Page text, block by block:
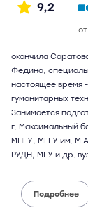
9,2
от
окончила
Федина,
настоящее время
гуманитарных
Занимается
г. Максимальный
МПГУ, МГГУ им.
РУДН, МГУ и др.
Подробнее